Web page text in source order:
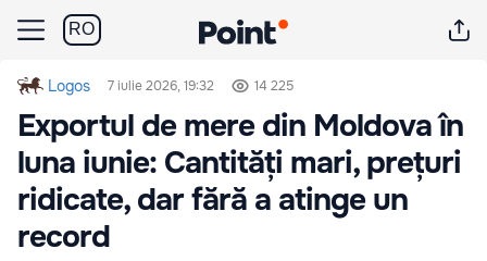
RO
Logos 7 iulie 2026, 19:32 14 225
Exportul de mere din Moldova în
luna iunie: Cantități mari, prețuri
ridicate, dar fără a atinge un
record